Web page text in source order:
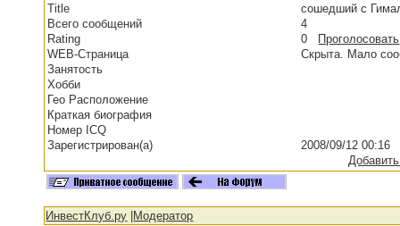
Title
сошедший с
Всего сообщений
4
Rating
0 Проголосовать
WEB-Страница
Скрыта. Мало
Занятость
Хобби
Гео Расположение
Краткая биография
Номер ICQ
Зарегистрирован(а)
2008/09/12 00:16
ИнвестКлуб.ру Модератор